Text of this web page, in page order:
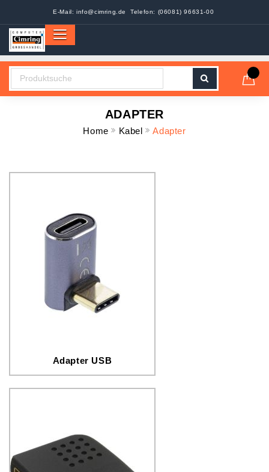
E-Mail: info@cimring.deTelefon: (06081) 96631-00
ADAPTER
Home Kabel Adapter
Adapter USB